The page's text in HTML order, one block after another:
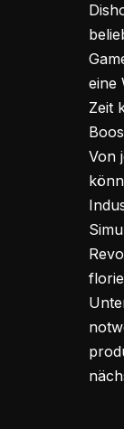
eine
Zeit
Von